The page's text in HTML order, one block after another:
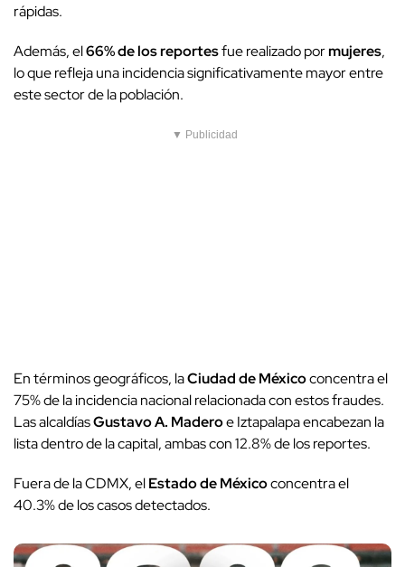
rápidas.
Además, el66% de los reportesfue realizado pormujeres,
lo que refleja una incidencia significativamente mayor entre
este sector de la población.
▼ Publicidad
En términos geográficos, laCiudad de Méxicoconcentra el
75% de la incidencia nacional relacionada con estos fraudes.
Las alcaldíasGustavo A. Maderoe Iztapalapa encabezan la
lista dentro de la capital, ambas con 12.8% de los reportes.
Fuera de la CDMX, elEstado de Méxicoconcentra el
40.3% de los casos detectados.